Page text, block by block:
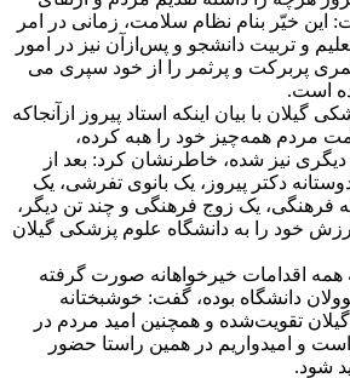
خیّر بنام نظام سلامت، زمانی در امر
و تربیت دانشجو و پس‌ازآن نیز در امور
پربرکت و پرثمر را از خود سپری می
است.
گیلان با بیان اینکه استاد پیروز ازآنجاکه
مردم همه‌چیز خود را هبه کرده،
نیز شده، خاطرنشان کرد: بعد از
دکتر پیروز، یک بانوی تفرشی، یک
فرهنگی، یک زوج فرهنگی و چند تن دیگر،
خود را به دانشگاه علوم پزشکی گیلان
همه اقدامات خیرخواهانه صورت گرفته
دانشگاه بوده، گفت: خوشبختانه
تقویت‌شده و همچنین امید مردم در
و امیدواریم در همین راستا حضور
شود.